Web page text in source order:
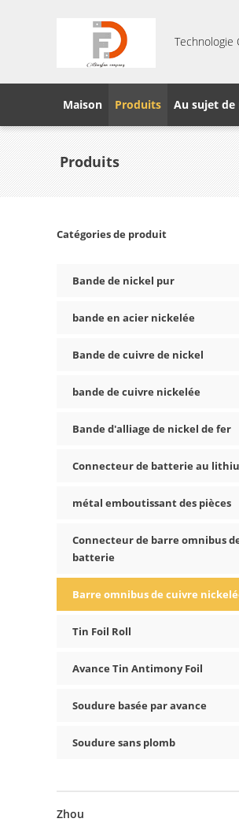
Technologie
Maison Produits Au sujet de
Produits
Catégories de produit
Bande de nickel pur
bande en acier nickelée
Bande de cuivre de nickel
bande de cuivre nickelée
Bande d'alliage de nickel de fer
Connecteur de batterie au
métal emboutissant des pièces
Connecteur de barre omnibus
batterie
Barre omnibus de cuivre
Tin Foil Roll
Avance Tin Antimony Foil
Soudure basée par avance
Soudure sans plomb
Zhou